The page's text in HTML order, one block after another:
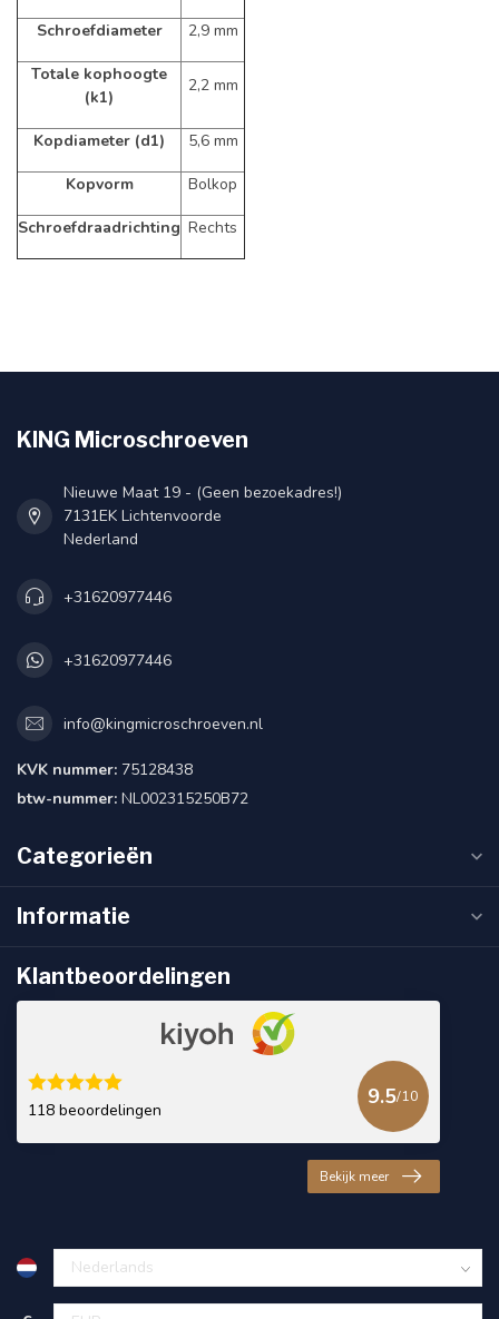
Schroefdiameter 2,9 mm
Totale kophoogte
(k1)
2,2 mm
Kopdiameter (d1) 5,6 mm
Kopvorm Bolkop
Schroefdraadrichting Rechts
KING Microschroeven
Nieuwe Maat 19 - (Geen bezoekadres!)
7131EK Lichtenvoorde
Nederland
+31620977446
+31620977446
info@kingmicroschroeven.nl
KVK nummer: 75128438
btw-nummer: NL002315250B72
Categorieën
Informatie
Klantbeoordelingen
118 beoordelingen
9.5/10
Bekijk meer